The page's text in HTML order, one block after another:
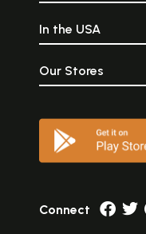
In the USA
Our Stores
Connect